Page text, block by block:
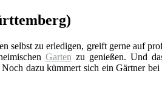
selbst zu erledigen, greift gerne auf
Garten zu genießen. Und
dazu kümmert sich ein Gärtner